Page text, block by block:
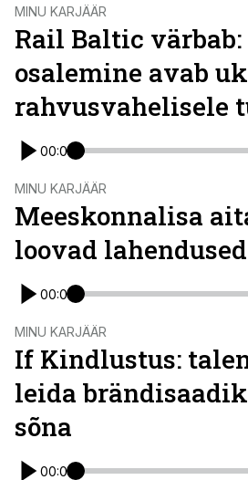
ST
MINU KARJÄÄR
Rail Baltic
osalemine avab
rahvusvahelisele
00:00
ST
MINU KARJÄÄR
Meeskonnalisa
loovad lahendused
00:00
ST
MINU KARJÄÄR
If Kindlustus:
leida
sõna
00:00